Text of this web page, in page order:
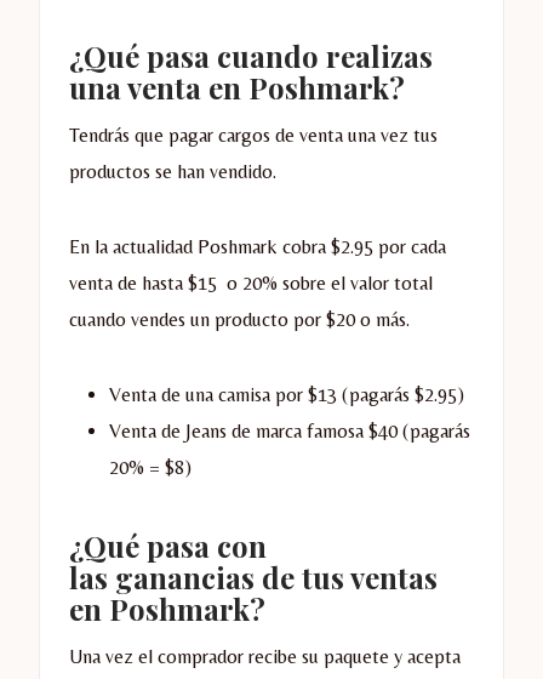
¿Qué pasa cuando realizas
una venta en Poshmark?
Tendrás que pagar cargos de venta una vez tus
productos se han vendido.
En la actualidad Poshmark cobra $2.95 por cada
venta de hasta $15 o 20% sobre el valor total
cuando vendes un producto por $20 o más.
Venta de una camisa por $13 (pagarás $2.95)
Venta de Jeans de marca famosa $40 (pagarás
20% = $8)
¿Qué pasa con
las ganancias de tus ventas
en Poshmark?
Una vez el comprador recibe su paquete y acepta